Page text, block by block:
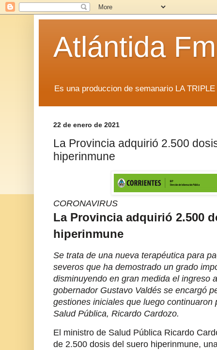
Atlántida
Es una produccion de semanario LA
22 de enero de 2021
La Provincia adquirió 2.500
hiperinmune
CORONAVIRUS
La Provincia adquirió 2.500
hiperinmune
Se trata de una nueva terapéutica para
severos que ha demostrado un grado
disminuyendo en gran medida el ingreso
gobernador Gustavo Valdés se encargó
gestiones iniciales que luego continuaron
Salud Pública, Ricardo Cardozo.
El ministro de Salud Pública Ricardo
de 2.500 dosis del suero hiperinmune,